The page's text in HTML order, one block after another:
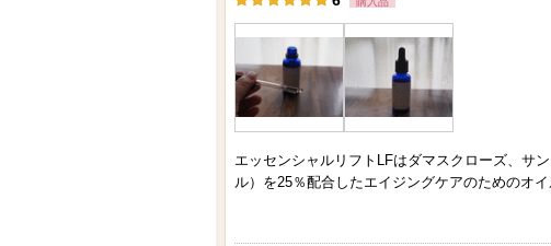
0
0
以
上
メ
エッセンシャルリフトLFはダマスクローズ、サ
ル）を25％配合したエイジングケアのためのオ